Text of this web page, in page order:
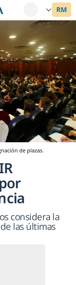
de plazas.
considera la
las últimas